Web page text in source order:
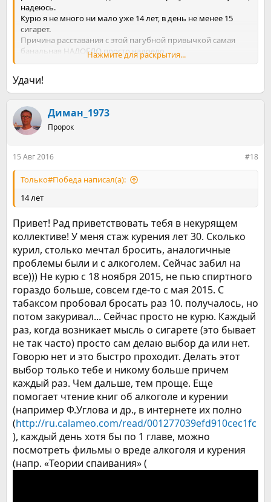
надеюсь.
Курю я не много ни мало уже 14 лет, в день не менее 15
сигарет.
Причина расставания с этой пагубной привычкой самая
банальная НАДОЕЛО просто надоело.
У меня, как и у многих, наверное, было несколько попыток
начинала всё заново(
Бросала я и с табексом и просто не курила, но всё тщетно.
Теперь твёрдо решила, хватит тратить своё время и деньги
на эту глупость! и вроде бы не маленькая, всё прекрасно
понимаю, что это просто психологическая зависимость, а
чего-то мне для "старта"не хватает.....
Нажмите для раскрытия...
Удачи!
Диман_1973
Пророк
15 Авг 2016 #18
Только#Победа написал(а):
14 лет
Привет! Рад приветствовать тебя в некурящем
коллективе! У меня стаж курения лет 30. Сколько
курил, столько мечтал бросить, аналогичные
проблемы были и с алкоголем. Сейчас забил на
все))) Не курю с 18 ноября 2015, не пью спиртного
гораздо больше, совсем где-то с мая 2015. С
табаксом пробовал бросать раз 10. получалось, но
потом закуривал... Сейчас просто не курю. Каждый
раз, когда возникает мысль о сигарете (это бывает
не так часто) просто сам делаю выбор да или нет.
Говорю нет и это быстро проходит. Делать этот
выбор только тебе и никому больше причем
каждый раз. Чем дальше, тем проще. Еще
помогает чтение книг об алкоголе и курении
(например Ф.Углова и др., в интернете их полно
(http://ru.calameo.com/read/001277039efd910cec1fc
), каждый день хотя бы по 1 главе, можно
посмотреть фильмы о вреде алкоголя и курения
(напр. «Теории спаивания» (